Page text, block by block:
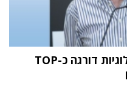
מחקר STKI השנתי: וואן טכנולוגיות דורגה כ-TOP